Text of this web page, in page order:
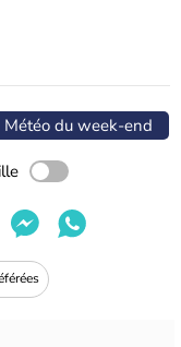
Météo du week-end